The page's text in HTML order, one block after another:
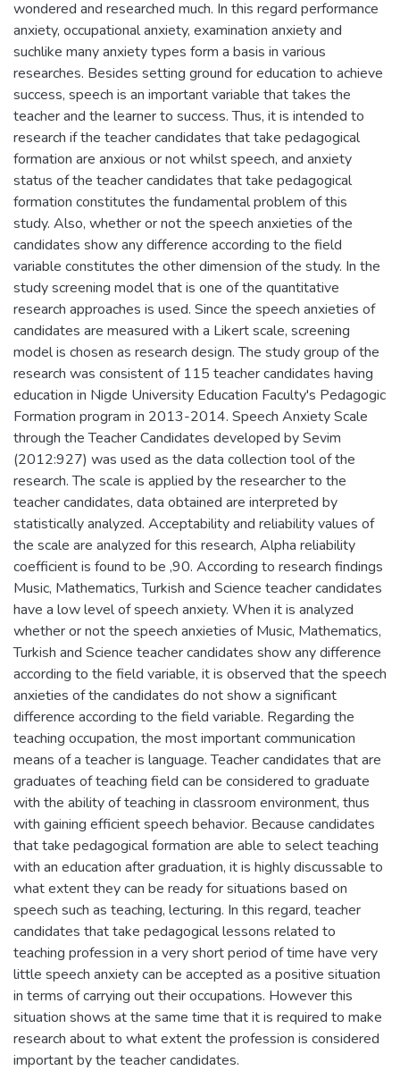
wondered and researched much. In this regard performance
anxiety, occupational anxiety, examination anxiety and
suchlike many anxiety types form a basis in various
researches. Besides setting ground for education to achieve
success, speech is an important variable that takes the
teacher and the learner to success. Thus, it is intended to
research if the teacher candidates that take pedagogical
formation are anxious or not whilst speech, and anxiety
status of the teacher candidates that take pedagogical
formation constitutes the fundamental problem of this
study. Also, whether or not the speech anxieties of the
candidates show any difference according to the field
variable constitutes the other dimension of the study. In the
study screening model that is one of the quantitative
research approaches is used. Since the speech anxieties of
candidates are measured with a Likert scale, screening
model is chosen as research design. The study group of the
research was consistent of 115 teacher candidates having
education in Nigde University Education Faculty's Pedagogic
Formation program in 2013-2014. Speech Anxiety Scale
through the Teacher Candidates developed by Sevim
(2012:927) was used as the data collection tool of the
research. The scale is applied by the researcher to the
teacher candidates, data obtained are interpreted by
statistically analyzed. Acceptability and reliability values of
the scale are analyzed for this research, Alpha reliability
coefficient is found to be ,90. According to research findings
Music, Mathematics, Turkish and Science teacher candidates
have a low level of speech anxiety. When it is analyzed
whether or not the speech anxieties of Music, Mathematics,
Turkish and Science teacher candidates show any difference
according to the field variable, it is observed that the speech
anxieties of the candidates do not show a significant
difference according to the field variable. Regarding the
teaching occupation, the most important communication
means of a teacher is language. Teacher candidates that are
graduates of teaching field can be considered to graduate
with the ability of teaching in classroom environment, thus
with gaining efficient speech behavior. Because candidates
that take pedagogical formation are able to select teaching
with an education after graduation, it is highly discussable to
what extent they can be ready for situations based on
speech such as teaching, lecturing. In this regard, teacher
candidates that take pedagogical lessons related to
teaching profession in a very short period of time have very
little speech anxiety can be accepted as a positive situation
in terms of carrying out their occupations. However this
situation shows at the same time that it is required to make
research about to what extent the profession is considered
important by the teacher candidates.